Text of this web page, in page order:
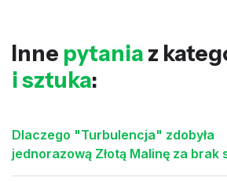
Inne pytania z
i sztuka:
Dlaczego "Turbulencja" zdobyła
jednorazową Złotą Malinę za brak